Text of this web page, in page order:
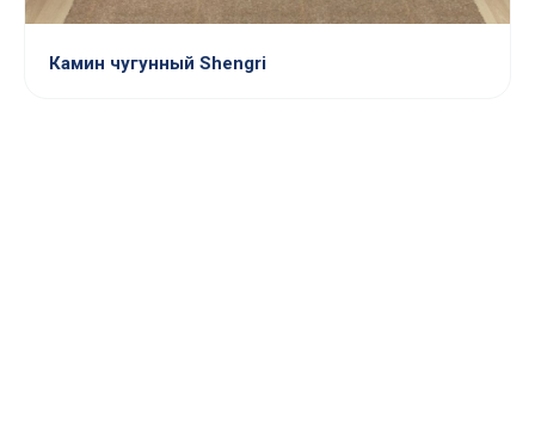
Камин чугунный Shengri